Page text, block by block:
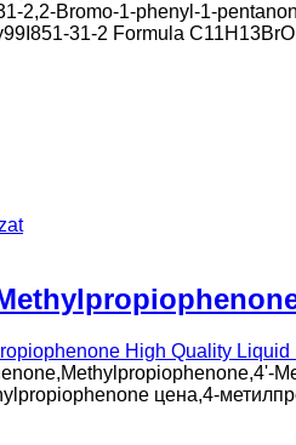
2,2-Bromo-1-phenyl-1-
31-2 Formula
цена,4-